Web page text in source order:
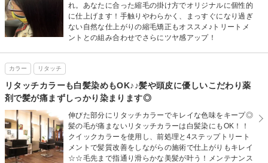
れ。あなたに合った縮毛の掛け方でオリジナルに個性的
に仕上げます！手触りやわらかく、まっすぐになり過ぎ
ない自然な仕上がりの縮毛矯正もオススメ♪トリートメ
ントとの組み合わせでさらにツヤ感アップ！
カラー リタッチ
リタッチカラーも白髪染めもOK♪♪髪や頭皮に優しいこだわり薬
剤で髪が痛まずしっかり染まります◎
伸びた部分にリタッチカラーでキレイな色味をキープ◎
髪の毛が痛まないリタッチカラーは白髪染にもOK！！
クイックカラーを使用し、前処理と4ステップトリート
メントで髪質改善をしながらの施術で仕上がりもキレイ
☆☆毛先まで指通り滑らかな美髪が叶う！メンテナンス